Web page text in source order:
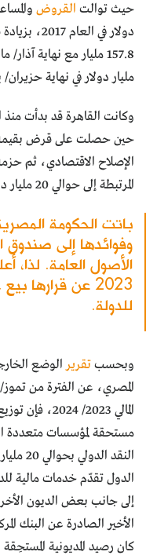
حيث توالت القروض
مليار دولار في نهاية حزيران/
الإصلاح الاقتصادي، ثم
المرتبطة إلى حوالي 20 مليار دولار.
باتت الحكومة
وفوائدها إلى صندوق
الأصول العامة. لذا،
للدولة.
وبحسبتقرير الوضع
المصري، عن الفترة من
مستحقة لمؤسسات متعددة
النقد
إلى جانب بعض الديون
كان رصيد المديونية